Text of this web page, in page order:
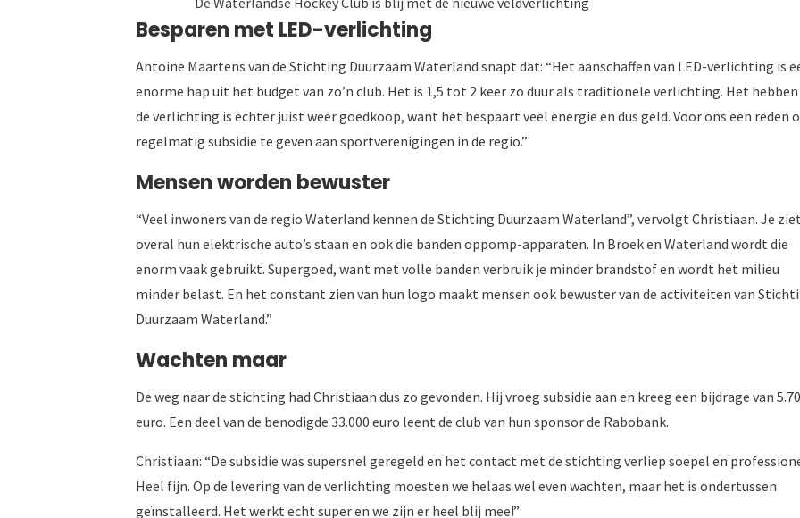
Besparen met LED-verlichting
Antoine Maartens van de Stichting Duurzaam Waterland snapt dat: “Het aanschaffen van LED-verlichting is
enorme hap uit het budget van zo’n club. Het is 1,5 tot 2 keer zo duur als traditionele verlichting. Het hebben
de verlichting is echter juist weer goedkoop, want het bespaart veel energie en dus geld. Voor ons een reden
regelmatig subsidie te geven aan sportverenigingen in de regio.”
Mensen worden bewuster
“Veel inwoners van de regio Waterland kennen de Stichting Duurzaam Waterland”, vervolgt Christiaan. Je
overal hun elektrische auto’s staan en ook die banden oppomp-apparaten. In Broek en Waterland wordt die
enorm vaak gebruikt. Supergoed, want met volle banden verbruik je minder brandstof en wordt het milieu
minder belast. En het constant zien van hun logo maakt mensen ook bewuster van de activiteiten van
Duurzaam Waterland.”
Wachten maar
De weg naar de stichting had Christiaan dus zo gevonden. Hij vroeg subsidie aan en kreeg een bijdrage van
euro. Een deel van de benodigde 33.000 euro leent de club van hun sponsor de Rabobank.
Christiaan: “De subsidie was supersnel geregeld en het contact met de stichting verliep soepel en
Heel fijn. Op de levering van de verlichting moesten we helaas wel even wachten, maar het is ondertussen
geïnstalleerd. Het werkt echt super en we zijn er heel blij mee!”